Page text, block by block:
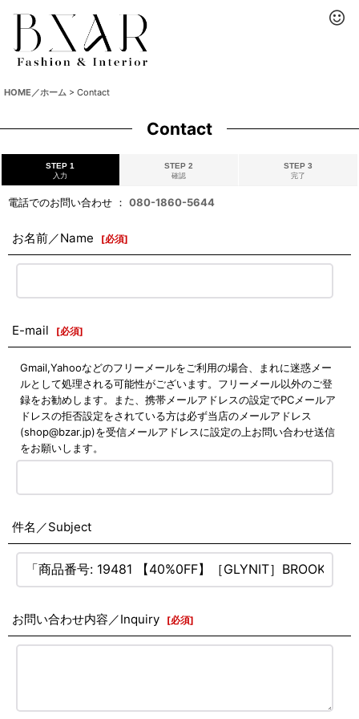
HOME／ホーム > Contact
Contact
STEP 1
入力
STEP 2
確認
STEP 3
完了
電話でのお問い合わせ ： 080-1860-5644
お名前／Name [必須]
E-mail [必須]
Gmail,Yahooなどのフリーメールをご利用の場合、まれに迷惑メー
ルとして処理される可能性がございます。フリーメール以外のご登
録をお勧めします。また、携帯メールアドレスの設定でPCメールア
ドレスの拒否設定をされている方は必ず当店のメールアドレス
(shop@bzar.jp)を受信メールアドレスに設定の上お問い合わせ送信
をお願いします。
件名／Subject
お問い合わせ内容／Inquiry [必須]